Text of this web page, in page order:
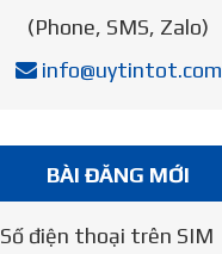
(Phone, SMS, Zalo)
info@uytintot.com
BÀI ĐĂNG MỚI
Số điện thoại trên SIM